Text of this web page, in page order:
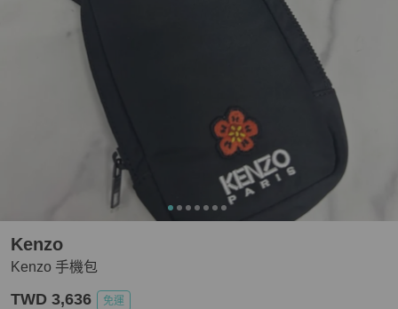
Kenzo 手機包
Kenzo
TWD 3,636 免運